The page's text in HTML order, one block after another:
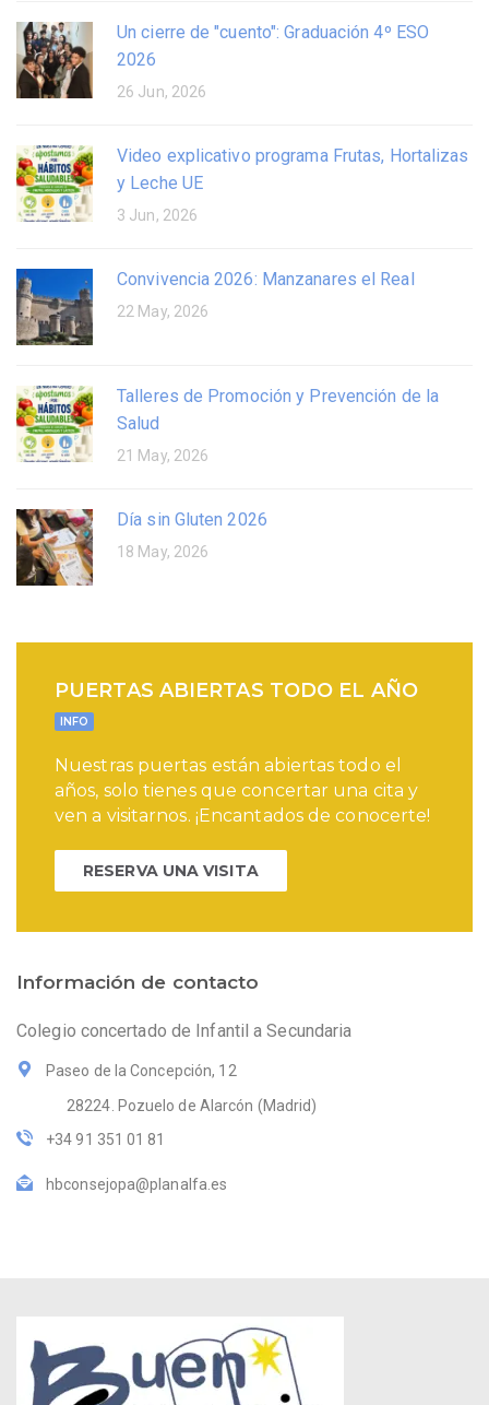
Un cierre de "cuento": Graduación 4º ESO
2026
26 Jun, 2026
Video explicativo programa Frutas, Hortalizas
y Leche UE
3 Jun, 2026
Convivencia 2026: Manzanares el Real
22 May, 2026
Talleres de Promoción y Prevención de la
Salud
21 May, 2026
Día sin Gluten 2026
18 May, 2026
PUERTAS ABIERTAS TODO EL AÑO
INFO
Nuestras puertas están abiertas todo el
años, solo tienes que concertar una cita y
ven a visitarnos. ¡Encantados de conocerte!
RESERVA UNA VISITA
Información de contacto
Colegio concertado de Infantil a Secundaria
Paseo de la Concepción, 12
28224. Pozuelo de Alarcón (Madrid)
+34 91 351 01 81
hbconsejopa@planalfa.es